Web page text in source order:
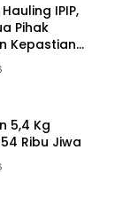
IPIP,
Pihak
Kepastian
5,4 Kg
Ribu Jiwa